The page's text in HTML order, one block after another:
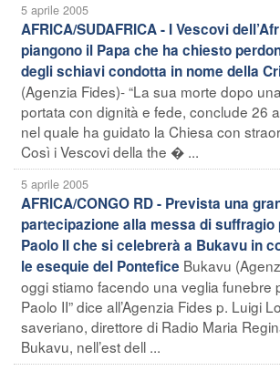
5 aprile 2005
AFRICA/SUDAFRICA - I Vescovi
piangono il Papa che ha chiesto
degli schiavi condotta in nome della
(Agenzia Fides)- “La sua morte dopo
portata con dignità e fede, conclude 26
nel quale ha guidato la Chiesa con
Così i Vescovi della the � ...
5 aprile 2005
AFRICA/CONGO RD - Prevista una
partecipazione alla messa di suffragio
Paolo II che si celebrerà a Bukavu in
le esequie del Pontefice Bukavu
oggi stiamo facendo una veglia funebre
Paolo II” dice all’Agenzia Fides p. Luigi
saveriano, direttore di Radio Maria
Bukavu, nell’est dell ...